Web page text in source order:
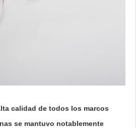
calidad de todos los marcos
se mantuvo notablemente